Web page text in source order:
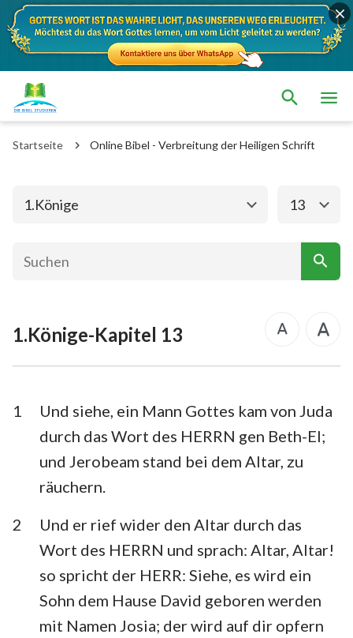
Startseite Online Bibel - Verbreitung der Heiligen Schrift
1.Könige
Das alte Testament Das neue Testament
1. Mose 2. Mose
5. Mose
1.Samuel
1. Chronik
Esra Nehemia
Esther Hiob
Psalm Sprüche
Klagelieder Hesekiel
Daniel Hosea
Amos
13
1.Könige-Kapitel 13
1
Und siehe, ein Mann Gottes kam von Juda
durch das Wort des HERRN gen Beth-El;
und Jerobeam stand bei dem Altar, zu
räuchern.
2
Und er rief wider den Altar durch das
Wort des HERRN und sprach: Altar, Altar!
so spricht der HERR: Siehe, es wird ein
Sohn dem Hause David geboren werden
mit Namen Josia; der wird auf dir opfern